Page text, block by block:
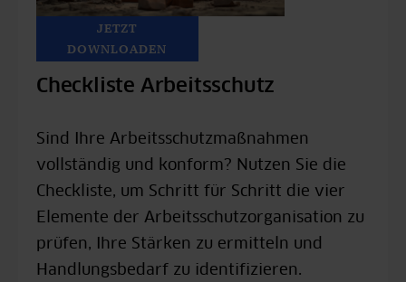
JETZT
DOWNLOADEN
Checkliste Arbeitsschutz
Sind Ihre Arbeitsschutzmaßnahmen
vollständig und konform? Nutzen Sie die
Checkliste, um Schritt für Schritt die vier
Elemente der Arbeitsschutzorganisation zu
prüfen, Ihre Stärken zu ermitteln und
Handlungsbedarf zu identifizieren.